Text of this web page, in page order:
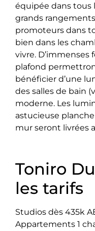
équipée dans tous
grands
promoteurs dans
bien dans les
vivre. D’immenses
plafond
bénéficier d’une
des salles de bain
moderne. Les
astucieuse
mur seront livrées
Toniro
les tarifs
Studios dès 435k
Appartements 1